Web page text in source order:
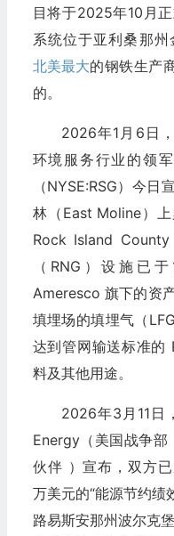
目将于2025年10月
系统位于亚利桑那
北美最大的钢铁生
的。
2026年1月6日
环境服务行业的领
（NYSE:RSG）今
林（East Moline）
Rock Island
（RNG）设施已
Ameresco 旗下的资
填埋场的填埋气（
达到管网输送标准的
料及其他用途。
2026年3月11日
Energy（美国战争部
伙伴 ）宣布，双方
万美元的“能源节约绩
路易斯安那州波尔克